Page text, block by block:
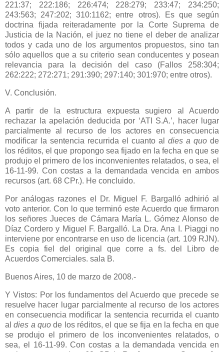
221:37; 222:186; 226:474; 228:279; 233:47; 234:250;
243:563; 247:202; 310:1162; entre otros). Es que según
doctrina fijada reiteradamente por
la Corte Suprema de
Justicia de la Nación, el juez no tiene el deber de analizar
todos y cada uno de los argumentos propuestos, sino tan
sólo aquellos que a su criterio sean conducentes y posean
relevancia para la decisión del caso (Fallos 258:304;
262:222; 272:271; 291:390; 297:140; 301:970; entre otros).
V. Conclusión.
A partir de la estructura expuesta sugiero al Acuerdo
rechazar la apelación deducida por ‘ATI S.A.’, hacer lugar
parcialmente al recurso de los actores en consecuencia
modificar la sentencia recurrida el cuanto al dies a quo de
los réditos, el que propongo sea fijado en la fecha en que se
produjo el primero de los inconvenientes relatados, o sea, el
16-11-99. Con costas a la demandada vencida en ambos
recursos (art. 68 CPr.). He concluido.
Por análogas razones el Dr. Miguel F. Bargalló adhirió al
voto anterior. Con lo que terminó este Acuerdo que firmaron
los señores Jueces de Cámara María L. Gómez Alonso de
Díaz Cordero y Miguel F. Bargalló. La Dra. Ana I. Piaggi no
interviene por encontrarse en uso de licencia (art. 109 RJN).
Es copia fiel del original que corre a fs. del Libro de
Acuerdos Comerciales. sala B.
Buenos Aires, 10 de marzo de 2008.-
Y Vistos: Por los fundamentos del Acuerdo que precede se
resuelve hacer lugar parcialmente al recurso de los actores
en consecuencia modificar la sentencia recurrida el cuanto
aldies a quode los réditos, el que se fija en la fecha en que
se produjo el primero de los inconvenientes relatados, o
sea, el 16-11-99. Con costas a la demandada vencida en